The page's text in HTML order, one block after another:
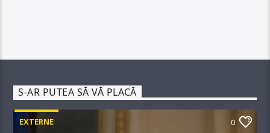
S-AR PUTEA SĂ VĂ PLACĂ
EXTERNE 0